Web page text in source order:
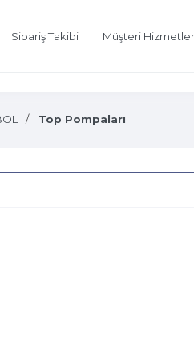
Sipariş Takibi Müşteri
Top Pompaları